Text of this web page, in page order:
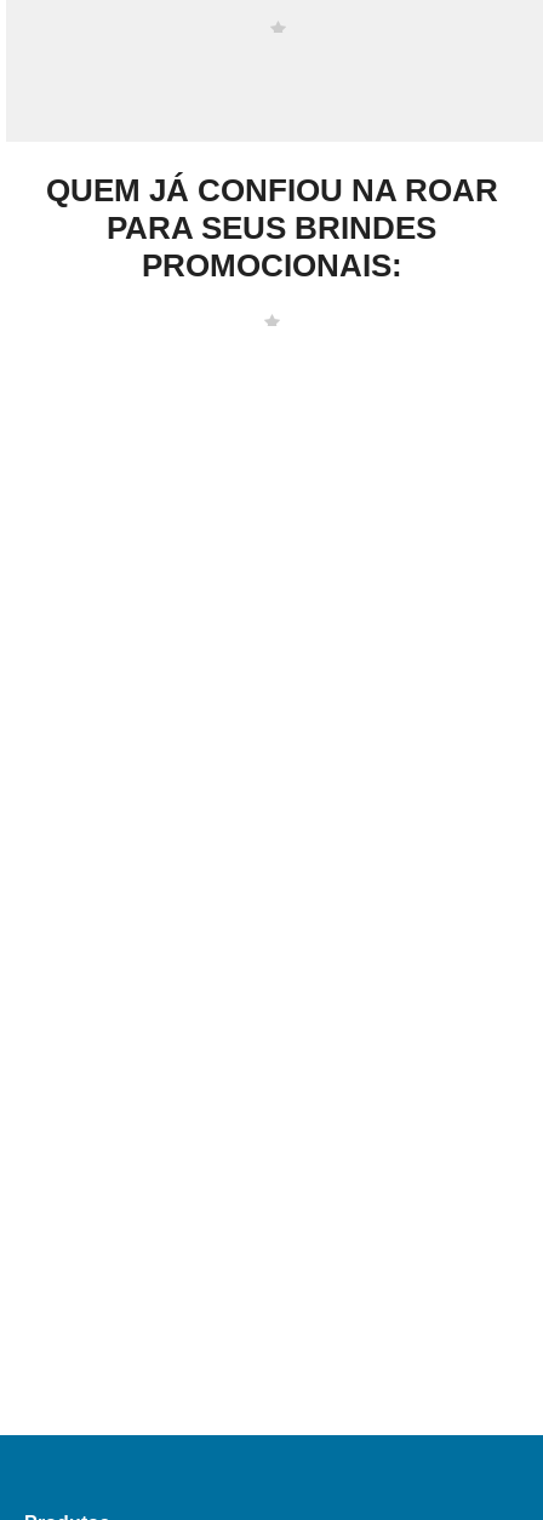
QUEM JÁ CONFIOU NA ROAR
PARA SEUS BRINDES
PROMOCIONAIS: